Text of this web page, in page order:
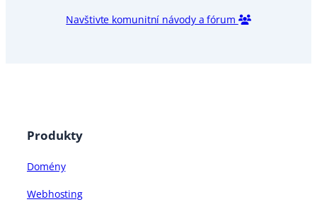
Navštivte komunitní návody a fórum
Produkty
Domény
Webhosting